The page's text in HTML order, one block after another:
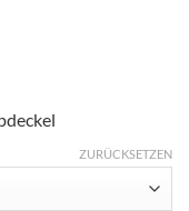
ZURÜCKSETZEN